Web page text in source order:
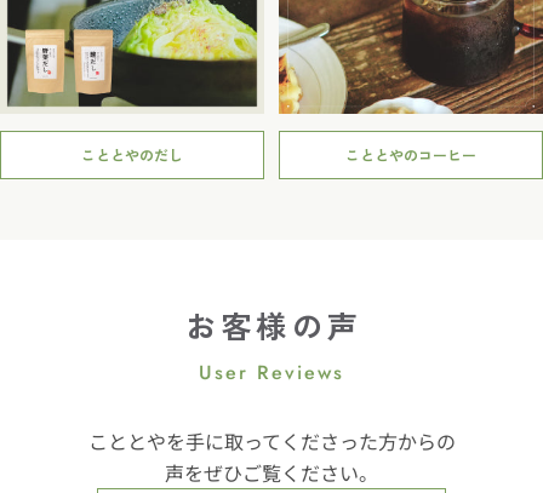
こととやのだし こととやのコーヒー
お客様の声
User Reviews
こととやを手に取ってくださった方からの
声をぜひご覧ください。